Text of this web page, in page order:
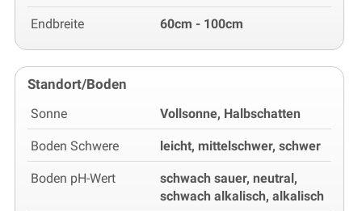
Endbreite 60cm - 100cm
Standort/Boden
Sonne Vollsonne, Halbschatten
Boden Schwere leicht, mittelschwer, schwer
Boden pH-Wert
schwach sauer, neutral,
schwach alkalisch, alkalisch